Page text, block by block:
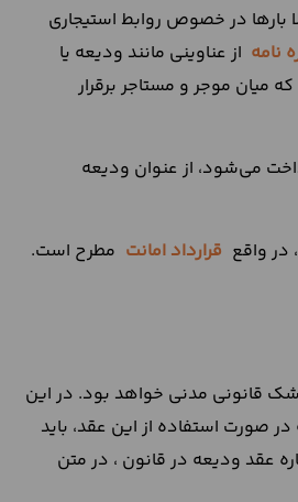
بارها در خصوص روابط استیجاری
نامه از عناوینی مانند ودیعه یا
میان موجر و مستاجر برقرار
می‌شود، از عنوان ودیعه
در واقع قرارداد امانت مطرح است.
شک قانونی مدنی خواهد بود. در این
صورت استفاده از این عقد، باید
عقد ودیعه در قانون ، در متن